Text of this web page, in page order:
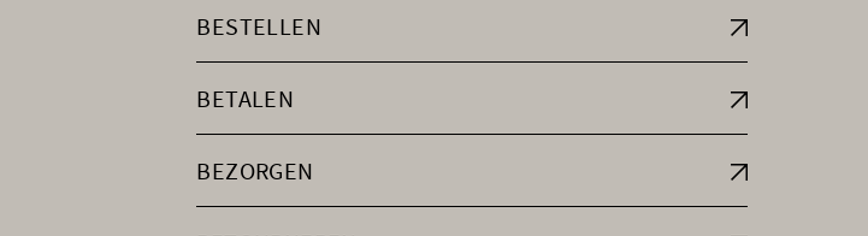
BESTELLEN
BETALEN
BEZORGEN